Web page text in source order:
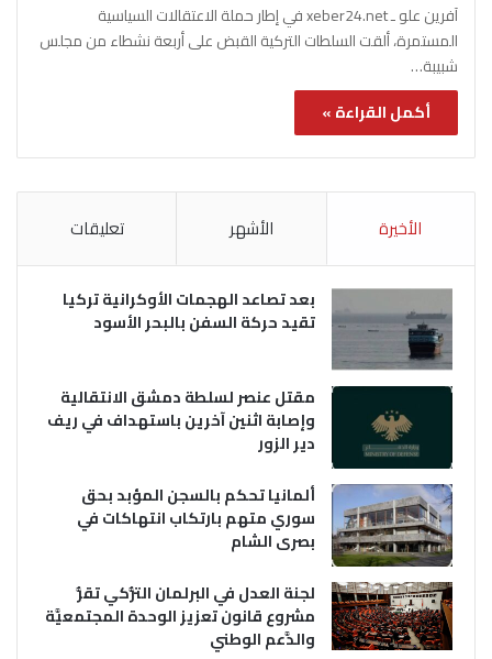
آفرين علو ـ xeber24.net في إطار حملة الاعتقالات السياسية
المستمرة، ألقت السلطات التركية القبض على أربعة نشطاء من مجلس
شبيبة…
أكمل القراءة »
الأخيرة الأشهر تعليقات
بعد تصاعد الهجمات الأوكرانية تركيا
تقيد حركة السفن بالبحر الأسود
مقتل عنصر لسلطة دمشق الانتقالية
وإصابة اثنين آخرين باستهداف في ريف
دير الزور
ألمانيا تحكم بالسجن المؤبد بحق
سوري متهم بارتكاب انتهاكات في
بصرى الشام
لجنة العدل في البرلمان التُّركي تقرُّ
مشروع قانون تعزيز الوحدة المجتمعيَّة
والدَّعم الوطني